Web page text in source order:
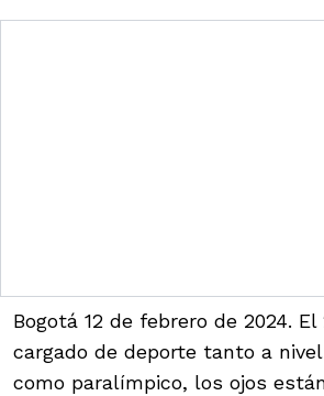
Bogotá 12 de febrero de 2024.
cargado de deporte tanto a
como paralímpico, los ojos